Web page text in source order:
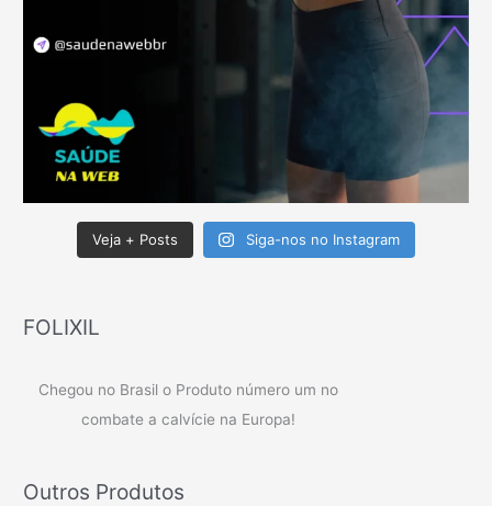
Veja + Posts Siga-nos no Instagram
FOLIXIL
Chegou no Brasil o Produto número um no
combate a calvície na Europa!
Outros Produtos